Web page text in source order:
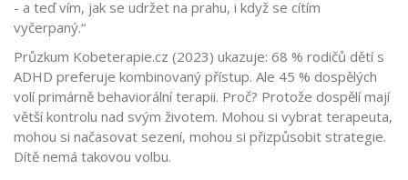
- a teď vím, jak se udržet na prahu, i když se cítím
vyčerpaný.“
Průzkum Kobeterapie.cz (2023) ukazuje: 68 % rodičů dětí s
ADHD preferuje kombinovaný přístup. Ale 45 % dospělých
volí primárně behaviorální terapii. Proč? Protože dospělí mají
větší kontrolu nad svým životem. Mohou si vybrat terapeuta,
mohou si načasovat sezení, mohou si přizpůsobit strategie.
Dítě nemá takovou volbu.